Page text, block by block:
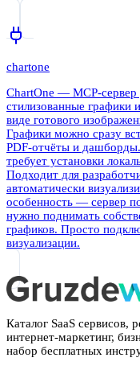
chartone
ChartOne — MCP-сервер
стилизованные графики
виде готового
Графики можно сразу
PDF-отчёты и
требует установки
Подходит для
автоматически
особенность — сервер
нужно поднимать
графиков. Просто
визуализации.
Каталог SaaS сервисов,
интернет-маркетинг,
набор бесплатных